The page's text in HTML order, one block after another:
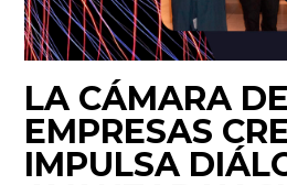
LA CÁMARA DE
EMPRESAS
IMPULSA